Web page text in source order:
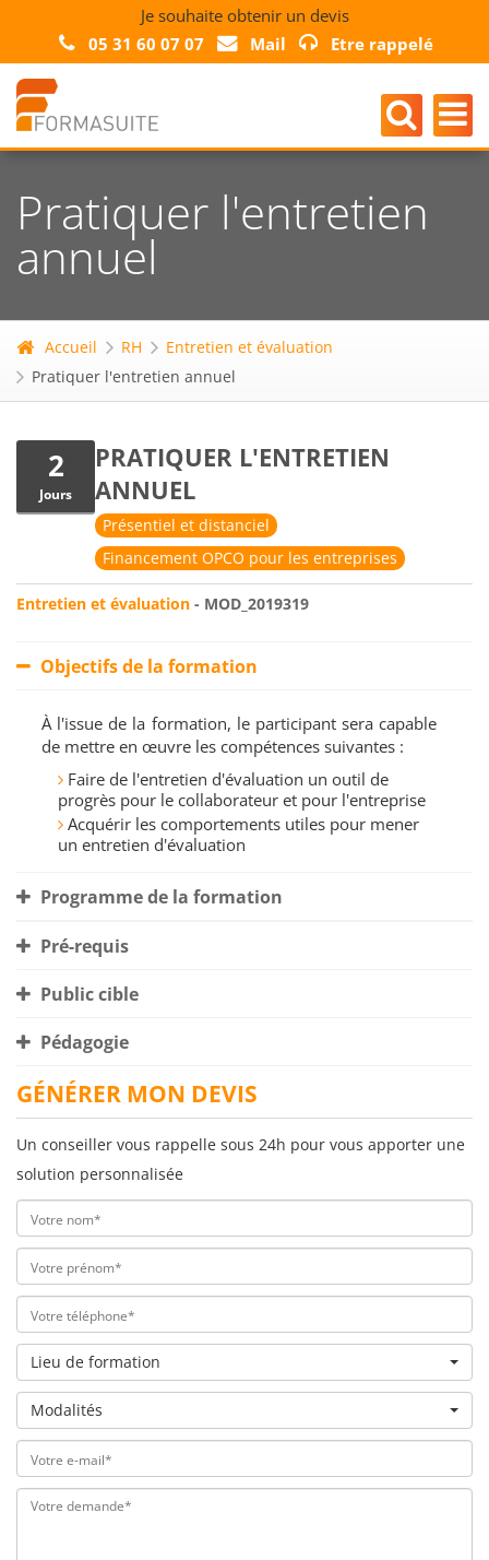
Je souhaite obtenir un devis
05 31 60 07 07
Mail Etre rappelé
Pratiquer l'entretien
annuel
Accueil RH
Entretien et évaluation
Pratiquer l'entretien annuel
2
Jours
PRATIQUER L'ENTRETIEN
ANNUEL
Présentiel et distanciel
Financement OPCO pour les entreprises
Entretien et évaluation - MOD_2019319
Objectifs de la formation
À l'issue de la formation, le participant sera capable
de mettre en œuvre les compétences suivantes :
Faire de l'entretien d'évaluation un outil de
progrès pour le collaborateur et pour l'entreprise
Acquérir les comportements utiles pour mener
un entretien d'évaluation
Programme de la formation
Pré-requis
Public cible
Pédagogie
GÉNÉRER MON DEVIS
Un conseiller vous rappelle sous 24h pour vous apporter une
solution personnalisée
Lieu de formation
Modalités